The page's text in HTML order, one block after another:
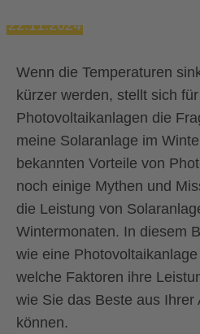
22.11.2024
Wenn die Temperaturen
kürzer werden, stellt sich
Photovoltaikanlagen die
meine Solaranlage im
bekannten Vorteile von
noch einige Mythen und
die Leistung von
Wintermonaten. In diesem
wie eine
welche Faktoren ihre
wie Sie das Beste aus Ihrer
können.